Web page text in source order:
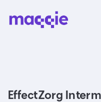
EffectZorg